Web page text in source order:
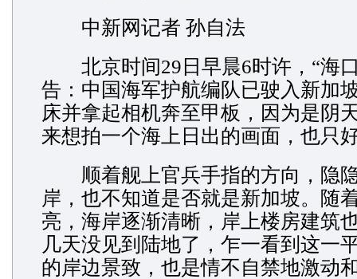
中新网记者 孙自法
北京时间29日早晨6时许，“海
告：中国海军护航编队已驶入新加
床并拿起相机奔至甲板，因为是阴
来想拍一个海上日出的画面，也只
顺着舰上官兵手指的方向，隐
岸，也不知道是否就是新加坡。随
亮，海岸逐渐清晰，岸上楼房建筑
几天没见到陆地了，乍一看到这一
的岸边景致，也是情不自禁地激动